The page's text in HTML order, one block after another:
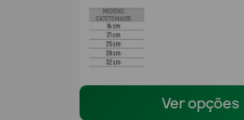
Ver opções